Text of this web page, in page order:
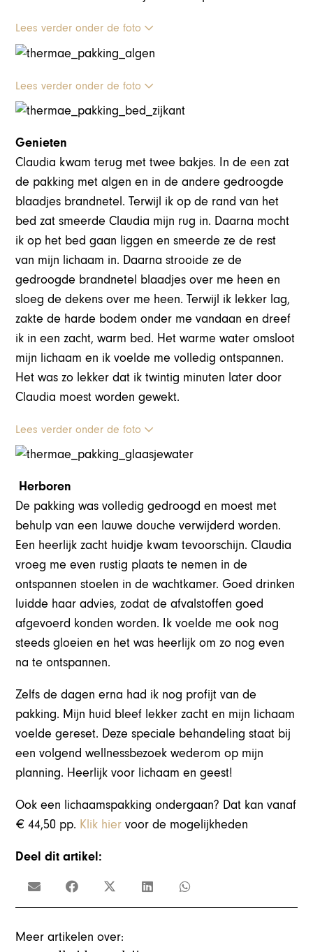
Lees verder onder de foto
Lees verder onder de foto
Genieten
Claudia kwam terug met twee bakjes. In de een zat
de pakking met algen en in de andere gedroogde
blaadjes brandnetel. Terwijl ik op de rand van het
bed zat smeerde Claudia mijn rug in. Daarna mocht
ik op het bed gaan liggen en smeerde ze de rest
van mijn lichaam in. Daarna strooide ze de
gedroogde brandnetel blaadjes over me heen en
sloeg de dekens over me heen. Terwijl ik lekker lag,
zakte de harde bodem onder me vandaan en dreef
ik in een zacht, warm bed. Het warme water omsloot
mijn lichaam en ik voelde me volledig ontspannen.
Het was zo lekker dat ik twintig minuten later door
Claudia moest worden gewekt.
Lees verder onder de foto
Herboren
De pakking was volledig gedroogd en moest met
behulp van een lauwe douche verwijderd worden.
Een heerlijk zacht huidje kwam tevoorschijn. Claudia
vroeg me even rustig plaats te nemen in de
ontspannen stoelen in de wachtkamer. Goed drinken
luidde haar advies, zodat de afvalstoffen goed
afgevoerd konden worden. Ik voelde me ook nog
steeds gloeien en het was heerlijk om zo nog even
na te ontspannen.
Zelfs de dagen erna had ik nog profijt van de
pakking. Mijn huid bleef lekker zacht en mijn lichaam
voelde gereset. Deze speciale behandeling staat bij
een volgend wellnessbezoek wederom op mijn
planning. Heerlijk voor lichaam en geest!
Ook een lichaamspakking ondergaan? Dat kan vanaf
€ 44,50 pp. Klik hiervoor de mogelijkheden
Deel dit artikel:
Meer artikelen over: